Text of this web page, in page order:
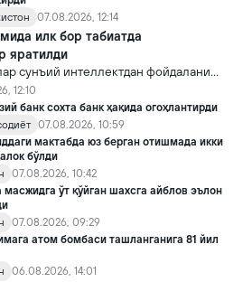
07.08.2026, 12:14
илк бор табиатда
яратилди
сунъий интеллектдан фойдаланиб
янги ютуқларга умид уйғотиш
мақсадда фойдаланиш борасидаги
12:10
банк сохта банк ҳақида огоҳлантирди
07.08.2026, 10:59
мактабда юз берган отишмада икки
бўлди
07.08.2026, 10:42
ўт қўйган шахсга айблов эълон
07.08.2026, 09:29
атом бомбаси ташланганига 81 йил
06.08.2026, 14:01